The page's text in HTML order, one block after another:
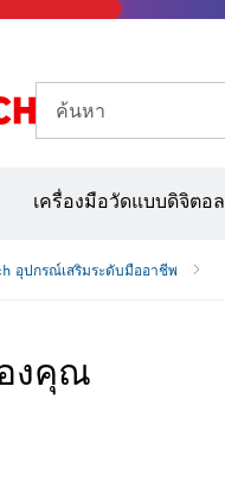
ค้นหา
เครื่องมือวัดแบบดิจิตอล
อุปกรณ์เสริมระดับมืออาชีพ
งคุณ